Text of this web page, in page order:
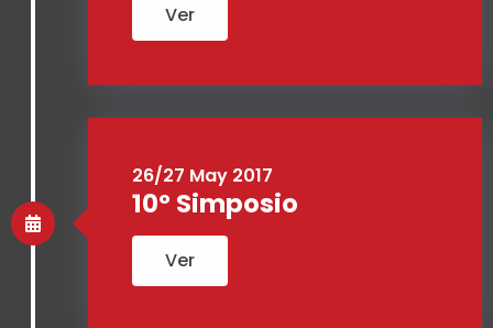
Ver
26/27 May 2017
10º Simposio
Ver